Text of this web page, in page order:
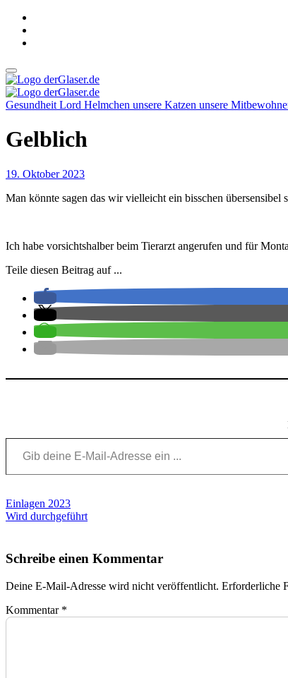
Zum
Inhalt
springen
derGlaser.de
Mein Leben mit Frau, zwei Kindern und Katze
Gesundheit Lord Helmchen unsere Katzen unsere
Gelblich
19. Oktober 2023
Man könnte sagen das wir vielleicht ein bisschen
Ich habe vorsichtshalber beim Tierarzt angerufen und für
Teile diesen Beitrag auf ...
Gib deine E-Mail-Adresse ein ...
Beitragsnavigation
Einlagen 2023
Wird durchgeführt
Schreibe einen Kommentar
Deine E-Mail-Adresse wird nicht veröffentlicht. Erforderliche
Kommentar *